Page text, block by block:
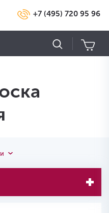
+7 (495) 720 95 96